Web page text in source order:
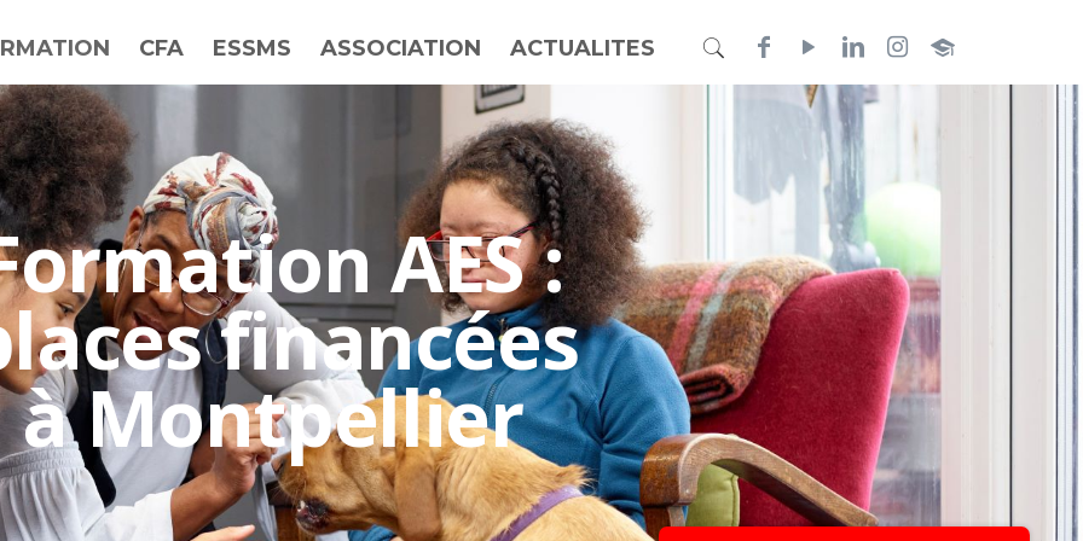
CFA ESSMS ASSOCIATION ACTUALITES
AES :
financées
à Montpellier